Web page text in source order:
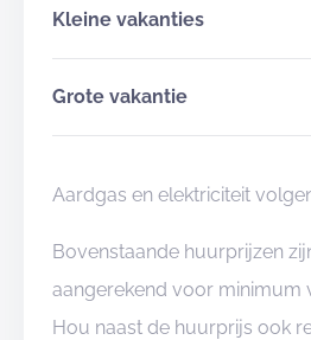
Kleine vakanties
Grote vakantie
Aardgas en elektriciteit
Bovenstaande huurprijzen
aangerekend voor minimum
Hou naast de huurprijs ook